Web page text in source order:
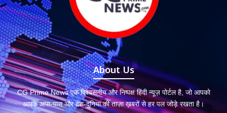
About Us
CG Prime News एक विश्वसनीय और निष्पक्ष हिंदी न्यूज़ पोर्टल है, जो आपको
आपके आस-पास और देश-दुनिया की ताज़ा ख़बरों से हर पल जोड़े रखता है।